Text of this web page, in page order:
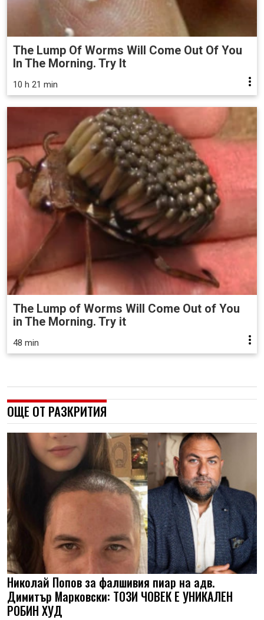
The Lump Of Worms Will Come Out Of You
In The Morning. Try It
10 h 21 min
The Lump of Worms Will Come Out of You
in The Morning. Try it
48 min
ОЩЕ ОТ РАЗКРИТИЯ
Николай Попов за фалшивия пиар на адв.
Димитър Марковски: ТОЗИ ЧОВЕК Е УНИКАЛЕН
РОБИН ХУД